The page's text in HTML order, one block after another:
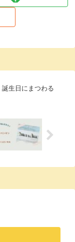
生日にまつわる